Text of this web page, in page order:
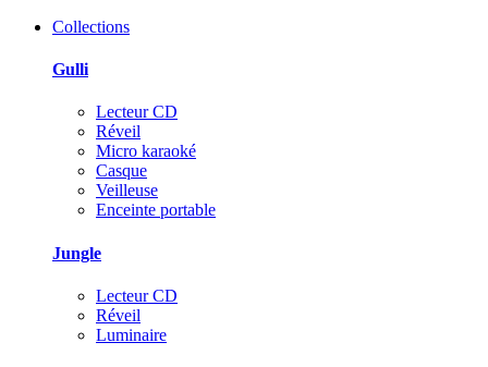
Collections
Gulli
Lecteur CD
Réveil
Micro karaoké
Casque
Veilleuse
Enceinte portable
Jungle
Lecteur CD
Réveil
Luminaire